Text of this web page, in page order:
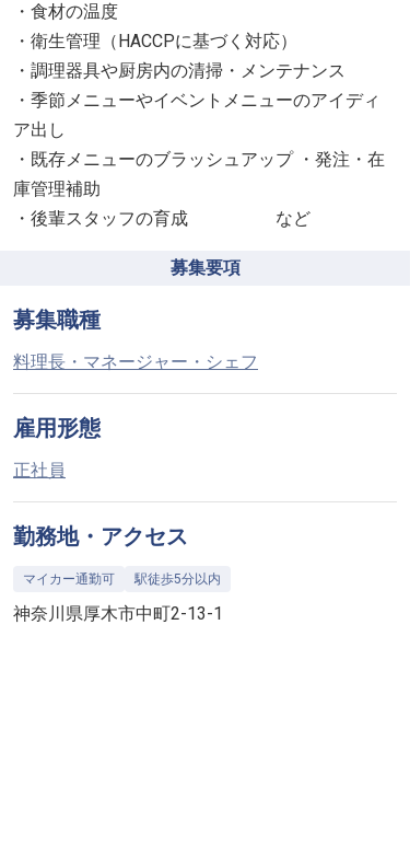
・食材の温度
・衛生管理（HACCPに基づく対応）
・調理器具や厨房内の清掃・メンテナンス
・季節メニューやイベントメニューのアイディ
ア出し
・既存メニューのブラッシュアップ ・発注・在
庫管理補助
・後輩スタッフの育成 など
募集要項
募集職種
料理長・マネージャー・シェフ
雇用形態
正社員
勤務地・アクセス
マイカー通勤可 駅徒歩5分以内
神奈川県厚木市中町2-13-1